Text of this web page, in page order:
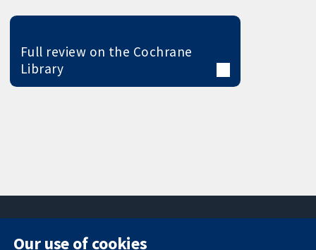
Full review on the Cochrane
Library
Our use of cookies